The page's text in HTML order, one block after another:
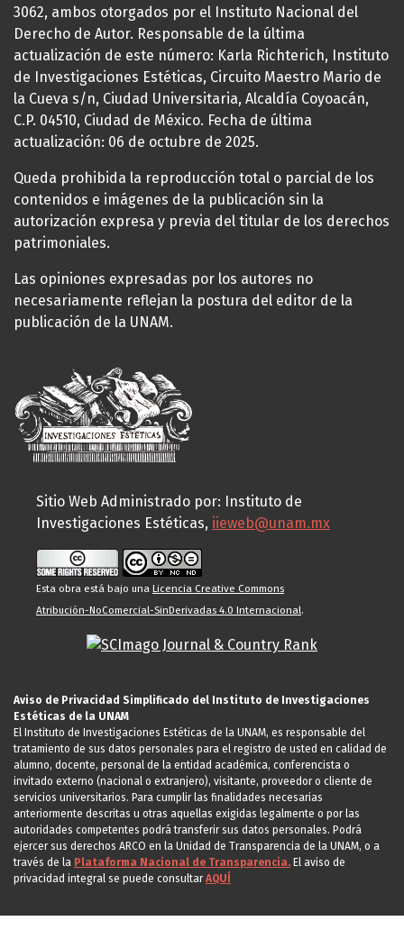
3062, ambos otorgados por el Instituto Nacional del
Derecho de Autor. Responsable de la última
actualización de este número: Karla Richterich, Instituto
de Investigaciones Estéticas, Circuito Maestro Mario de
la Cueva s/n, Ciudad Universitaria, Alcaldía Coyoacán,
C.P. 04510, Ciudad de México. Fecha de última
actualización: 06 de octubre de 2025.
Queda prohibida la reproducción total o parcial de los
contenidos e imágenes de la publicación sin la
autorización expresa y previa del titular de los derechos
patrimoniales.
Las opiniones expresadas por los autores no
necesariamente reflejan la postura del editor de la
publicación de la UNAM.
Sitio Web Administrado por: Instituto de
Investigaciones Estéticas, iieweb@unam.mx
Esta obra está bajo una Licencia Creative Commons
Atribución-NoComercial-SinDerivadas 4.0 Internacional.
Aviso de Privacidad Simplificado del Instituto de Investigaciones
Estéticas de la UNAM
El Instituto de Investigaciones Estéticas de la UNAM, es responsable del
tratamiento de sus datos personales para el registro de usted en calidad de
alumno, docente, personal de la entidad académica, conferencista o
invitado externo (nacional o extranjero), visitante, proveedor o cliente de
servicios universitarios. Para cumplir las finalidades necesarias
anteriormente descritas u otras aquellas exigidas legalmente o por las
autoridades competentes podrá transferir sus datos personales. Podrá
ejercer sus derechos ARCO en la Unidad de Transparencia de la UNAM, o a
través de la Plataforma Nacional de Transparencia. El aviso de
privacidad integral se puede consultarAQUÍ